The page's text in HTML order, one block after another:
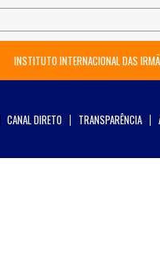
INSTITUTO INTERNACIONAL DAS
CANAL DIRETO TRANSPARÊNCIA